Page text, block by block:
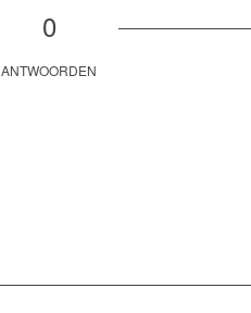
0
ANTWOORDEN